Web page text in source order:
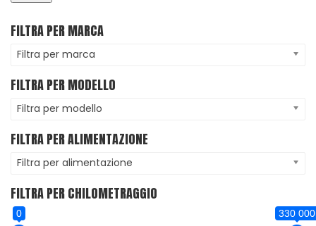
FILTRA PER MARCA
Filtra per marca
FILTRA PER MODELLO
Filtra per modello
FILTRA PER ALIMENTAZIONE
Filtra per alimentazione
FILTRA PER CHILOMETRAGGIO
0 330 000